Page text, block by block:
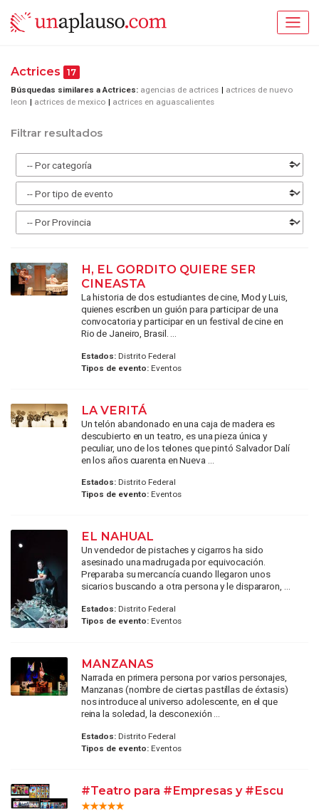
Actrices 17
Búsquedas similares a Actrices: agencias de actrices
actrices de nuevo
leon
actrices de mexico actrices en aguascalientes
Filtrar resultados
H, EL GORDITO QUIERE SER
CINEASTA
La historia de dos estudiantes de cine, Mod y Luis,
quienes escriben un guión para participar de una
convocatoria y participar en un festival de cine en
Rio de Janeiro, Brasil. ...
Estados:Distrito Federal
Tipos de evento:Eventos
LA VERITÁ
Un telón abandonado en una caja de madera es
descubierto en un teatro, es una pieza única y
peculiar, uno de los telones que pintó Salvador Dalí
en los años cuarenta en Nueva ...
Estados:Distrito Federal
Tipos de evento:Eventos
EL NAHUAL
Un vendedor de pistaches y cigarros ha sido
asesinado una madrugada por equivocación.
Preparaba su mercancía cuando llegaron unos
sicarios buscando a otra persona y le dispararon, ...
Estados:Distrito Federal
Tipos de evento:Eventos
MANZANAS
Narrada en primera persona por varios personajes,
Manzanas (nombre de ciertas pastillas de éxtasis)
nos introduce al universo adolescente, en el que
reina la soledad, la desconexión ...
Estados:Distrito Federal
Tipos de evento:Eventos
#Teatro para #Empresas y #Escu